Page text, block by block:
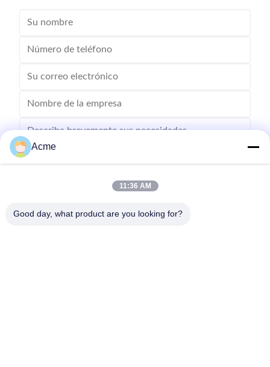
Acme
11:36 AM
Good day, what product are you looking for?